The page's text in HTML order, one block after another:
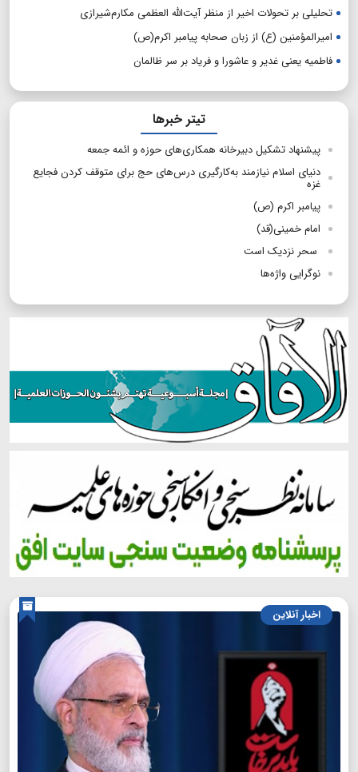
تحلیلی بر تحولات اخیر از منظر آیت‌الله العظمی مکارم‌شیرازی
امیرالمؤمنین (ع) از زبان صحابه پیامبر اکرم(ص)
فاطمیه یعنی غدیر و عاشورا و فریاد بر سر ظالمان
تیتر خبرها
پیشنهاد تشکیل دبیرخانه همکاری‌های حوزه و ائمه جمعه
دنیای اسلام نیازمند به‌کارگیری درس‌های حج برای متوقف کردن فجایع
غزه
پیامبر اکرم (ص)
امام خمینی(قد)
سحر نزدیک است
نوگرایی واژه‌ها
اخبار آنلاین